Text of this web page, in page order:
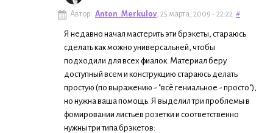
Автор: Anton_Merkulov, 25 марта, 2009 - 22:22 #
Я недавно начал мастерить эти брэкеты, стараюсь
сделать как можно универсальней, чтобы
подходили для всех фиалок. Материал беру
доступный всем и конструкцию стараюсь делать
простую (по выражению - "всё гениальное - просто"),
но нужна ваша помощь. Я выделил три проблемы в
фомировании листьев розетки и соответственно
нужны три типа брэкетов: